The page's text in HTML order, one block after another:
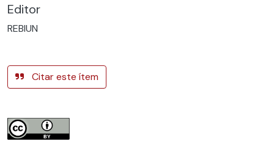
Editor
REBIUN
Citar este ítem